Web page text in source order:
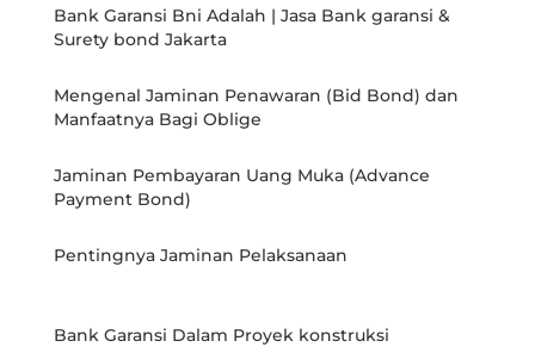
Bank Garansi Bni Adalah | Jasa Bank garansi &
Surety bond Jakarta
Mengenal Jaminan Penawaran (Bid Bond) dan
Manfaatnya Bagi Oblige
Jaminan Pembayaran Uang Muka (Advance
Payment Bond)
Pentingnya Jaminan Pelaksanaan
Bank Garansi Dalam Proyek konstruksi